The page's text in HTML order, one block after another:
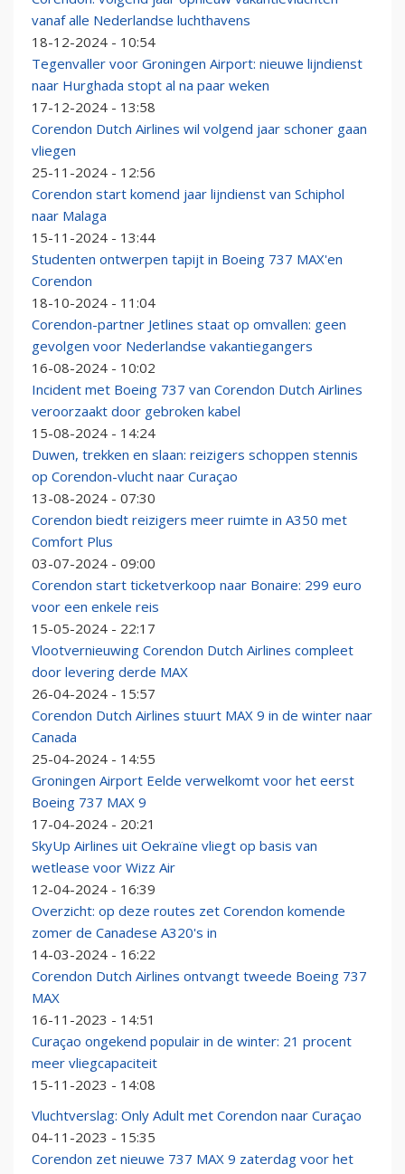
vanaf alle Nederlandse luchthavens
18-12-2024 - 10:54
Tegenvaller voor Groningen Airport: nieuwe lijndienst
naar Hurghada stopt al na paar weken
17-12-2024 - 13:58
Corendon Dutch Airlines wil volgend jaar schoner gaan
vliegen
25-11-2024 - 12:56
Corendon start komend jaar lijndienst van Schiphol
naar Malaga
15-11-2024 - 13:44
Studenten ontwerpen tapijt in Boeing 737 MAX'en
Corendon
18-10-2024 - 11:04
Corendon-partner Jetlines staat op omvallen: geen
gevolgen voor Nederlandse vakantiegangers
16-08-2024 - 10:02
Incident met Boeing 737 van Corendon Dutch Airlines
veroorzaakt door gebroken kabel
15-08-2024 - 14:24
Duwen, trekken en slaan: reizigers schoppen stennis
op Corendon-vlucht naar Curaçao
13-08-2024 - 07:30
Corendon biedt reizigers meer ruimte in A350 met
Comfort Plus
03-07-2024 - 09:00
Corendon start ticketverkoop naar Bonaire: 299 euro
voor een enkele reis
15-05-2024 - 22:17
Vlootvernieuwing Corendon Dutch Airlines compleet
door levering derde MAX
26-04-2024 - 15:57
Corendon Dutch Airlines stuurt MAX 9 in de winter naar
Canada
25-04-2024 - 14:55
Groningen Airport Eelde verwelkomt voor het eerst
Boeing 737 MAX 9
17-04-2024 - 20:21
SkyUp Airlines uit Oekraïne vliegt op basis van
wetlease voor Wizz Air
12-04-2024 - 16:39
Overzicht: op deze routes zet Corendon komende
zomer de Canadese A320's in
14-03-2024 - 16:22
Corendon Dutch Airlines ontvangt tweede Boeing 737
MAX
16-11-2023 - 14:51
Curaçao ongekend populair in de winter: 21 procent
meer vliegcapaciteit
15-11-2023 - 14:08
Vluchtverslag: Only Adult met Corendon naar Curaçao
04-11-2023 - 15:35
Corendon zet nieuwe 737 MAX 9 zaterdag voor het